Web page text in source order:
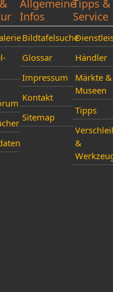
Allgemeine
Infos
Bildtafelsuche
Glossar
Impressum
Kontakt
Sitemap
Tipps &
Service
Händler
Märkte &
Museen
Tipps
&